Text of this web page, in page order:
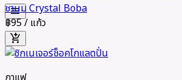
menu
ชานม Crystal Boba
฿95/ แก้ว
add_shopping_cart